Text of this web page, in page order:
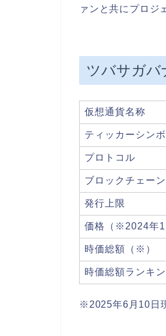
ァンと共にプロジ
ツバサガバ
仮想通貨名称
ティッカーシン
プロトコル
ブロックチェー
発行上限
価格（※2024年1
時価総額（※）
時価総額ランキ
※2025年6月10日